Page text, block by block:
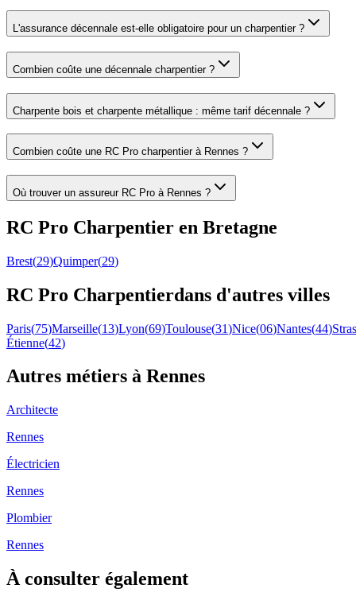
L'assurance décennale est-elle obligatoire pour un charpentier ?
Combien coûte une décennale charpentier ?
Charpente bois et charpente métallique : même tarif décennale ?
Combien coûte une RC Pro charpentier à Rennes ?
Où trouver un assureur RC Pro à Rennes ?
RC Pro Charpentier en Bretagne
Brest(29)Quimper(29)
RC Pro Charpentierdans d'autres villes
Paris(75)Marseille(13)Lyon(69)Toulouse(31)Nice(06)Nantes(44)
Étienne(42)
Autres métiers à Rennes
Architecte
Rennes
Électricien
Rennes
Plombier
Rennes
À consulter également